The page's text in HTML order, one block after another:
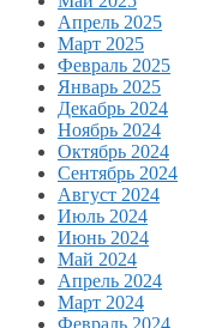
Апрель 2025
Март 2025
Февраль 2025
Январь 2025
Декабрь 2024
Ноябрь 2024
Октябрь 2024
Сентябрь 2024
Август 2024
Июль 2024
Июнь 2024
Май 2024
Апрель 2024
Март 2024
Февраль 2024